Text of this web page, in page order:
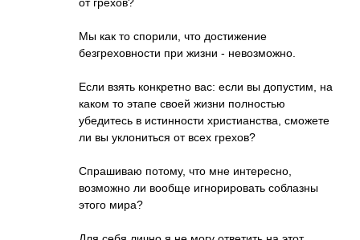
Мы как то спорили, что достижение
безгреховности при жизни - невозможно.
Если взять конкретно вас: если вы допустим, на
каком то этапе своей жизни полностью
убедитесь в истинности христианства, сможете
ли вы уклониться от всех грехов?
Спрашиваю потому, что мне интересно,
возможно ли вообще игнорировать соблазны
этого мира?